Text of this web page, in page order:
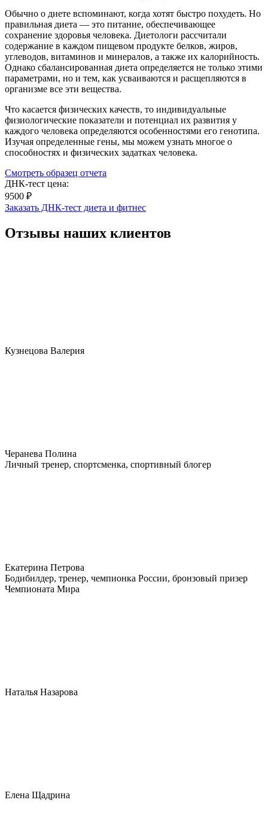
Обычно о диете вспоминают, когда хотят быстро похудеть. Но
правильная диета — это питание, обеспечивающее
сохранение здоровья человека. Диетологи рассчитали
содержание в каждом пищевом продукте белков, жиров,
углеводов, витаминов и минералов, а также их калорийность.
Однако сбалансированная диета определяется не только этими
параметрами, но и тем, как усваиваются и расщепляются в
организме все эти вещества.
Что касается физических качеств, то индивидуальные
физиологические показатели и потенциал их развития у
каждого человека определяются особенностями его генотипа.
Изучая определенные гены, мы можем узнать многое о
способностях и физических задатках человека.
Смотреть образец отчета
ДНК-тест цена:
9500 ₽
Заказать ДНК-тест диета и фитнес
Отзывы наших клиентов
Кузнецова Валерия
Черанева Полина
Личный тренер, спортсменка, спортивный блогер
Екатерина Петрова
Бодибилдер, тренер, чемпионка России, бронзовый призер
Чемпионата Мира
Наталья Назарова
Елена Щадрина